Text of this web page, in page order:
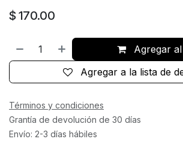
$ 170.00
Agregar
Agregar a la lista de
Términos y condiciones
Grantía de devolución de 30 días
Envío: 2-3 días hábiles